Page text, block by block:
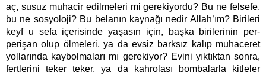
aç, susuz muhacir edilmeleri mi gerekiyordu? Bu ne felsefe,
bu ne sosyoloji? Bu belanın kaynağı nedir Allah’ım? Birileri
keyf u sefa içerisinde yaşasın için, başka birilerinin per-
perişan olup ölmeleri, ya da evsiz barksız kalıp muhaceret
yollarında kaybolmaları mı gerekiyor? Evini yıktıktan sonra,
fertlerini teker teker, ya da kahrolası bombalarla kitleler